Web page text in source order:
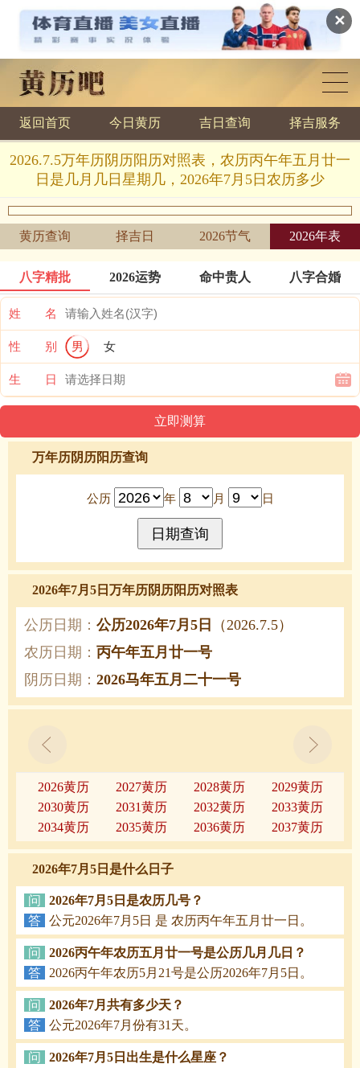
✕
黄历查询
返回首页 今日黄历 吉日查询 择吉服务
2026.7.5万年历阴历阳历对照表，农历丙午年五月廿一
日是几月几日星期几，2026年7月5日农历多少
黄历查询 择吉日 2026节气 2026年表
八字精批 2026运势 命中贵人 八字合婚
姓 名
性 别 男 女
生 日
万年历阴历阳历查询
公历 年 月 日
2026年7月5日万年历阴历阳历对照表
公历日期： 公历2026年7月5日
（2026.7.5）
农历日期： 丙午年五月廿一号
阴历日期： 2026马年五月二十一号
2026黄历 2027黄历 2028黄历
2029黄历
2030黄历
2031黄历 2032黄历
2033黄历
2034黄历
2035黄历 2036黄历 2037黄历
2026年7月5日是什么日子
问
2026年7月5日是农历几号？
答 公元2026年7月5日 是 农历丙午年五月廿一日。
问
2026丙午年农历五月廿一号是公历几月几日？
答
2026丙午年农历5月21号是公历2026年7月5日。
问
2026年7月共有多少天？
答 公元2026年7月份有31天。
问
2026年7月5日出生是什么星座？